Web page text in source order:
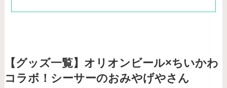
【グッズ一覧】オリオンビール×ちいかわ
コラボ！シーサーのおみやげやさん